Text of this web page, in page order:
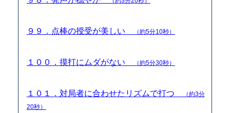
９９．点棒の授受が美しい （約5分10秒）
１００．摸打にムダがない （約5分30秒）
１０１．対局者に合わせたリズムで打つ
（約3分
20秒）